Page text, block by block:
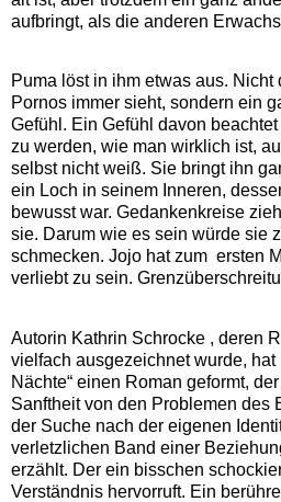
aufbringt, als die anderen
Puma löst in ihm etwas aus.
Pornos immer sieht, sondern ein
Gefühl. Ein Gefühl davon
zu werden, wie man wirklich ist,
selbst nicht weiß. Sie bringt ihn
ein Loch in seinem Inneren,
bewusst war. Gedankenkreise
sie. Darum wie es sein würde sie
schmecken. Jojo hat zum ersten
verliebt zu sein.
Autorin Kathrin Schrocke , deren
vielfach ausgezeichnet wurde, hat
Nächte“ einen Roman geformt,
Sanftheit von den Problemen des
der Suche nach der eigenen
verletzlichen Band einer
erzählt. Der ein bisschen
Verständnis hervorruft. Ein